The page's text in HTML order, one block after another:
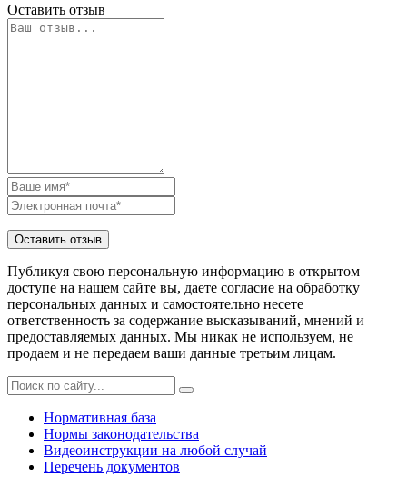
Оставить отзыв
Публикуя свою персональную информацию в открытом
доступе на нашем сайте вы, даете согласие на обработку
персональных данных и самостоятельно несете
ответственность за содержание высказываний, мнений и
предоставляемых данных. Мы никак не используем, не
продаем и не передаем ваши данные третьим лицам.
Нормативная база
Нормы законодательства
Видеоинструкции на любой случай
Перечень документов